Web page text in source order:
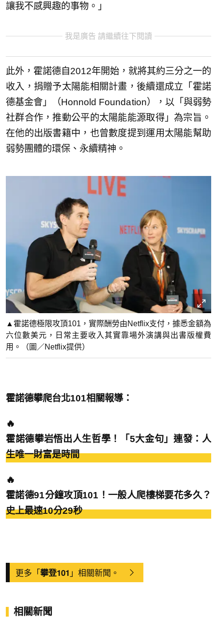
讓我不感興趣的事物。」
我是廣告 請繼續往下閱讀
此外，霍諾德自2012年開始，就將其約三分之一的
收入，捐贈予太陽能相關計畫，後續還成立「霍諾
德基金會」（Honnold Foundation），以「與弱勢
社群合作，推動公平的太陽能能源取得」為宗旨。
在他的出版書籍中，也曾數度提到運用太陽能幫助
弱勢團體的環保、永續精神。
▲霍諾德極限攻頂101，實際酬勞由Netflix支付，據悉金額為
六位數美元，日常主要收入其實靠場外演講與出書版權費
用。（圖／Netflix提供）
霍諾德攀爬台北101相關報導：
🔥
霍諾德攀岩悟出人生哲學！「5大金句」連發：人
生唯一財富是時間
🔥
霍諾德91分鐘攻頂101！一般人爬樓梯要花多久？
史上最速10分29秒
更多「攀登101 」相關新聞。
相關新聞